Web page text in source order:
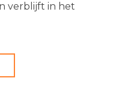
verblijft in het